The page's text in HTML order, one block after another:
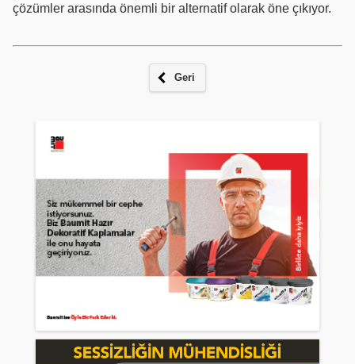
çözümler arasında önemli bir alternatif olarak öne çıkıyor.
Geri